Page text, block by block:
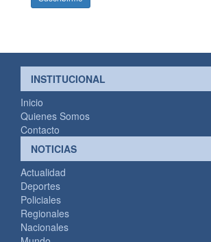
INSTITUCIONAL
Inicio
Quienes Somos
Contacto
NOTICIAS
Actualidad
Deportes
Policiales
Regionales
Nacionales